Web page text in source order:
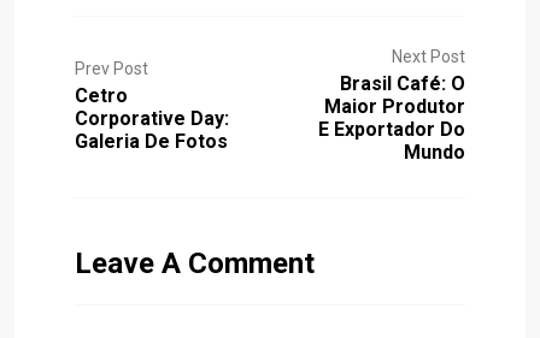
Prev Post
Cetro
Corporative Day:
Galeria De Fotos
Next Post
Brasil Café: O
Maior Produtor
E Exportador Do
Mundo
Leave A Comment